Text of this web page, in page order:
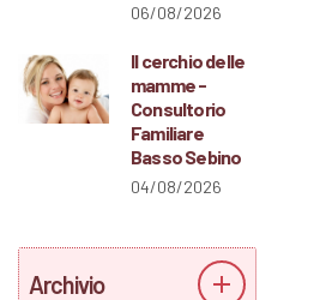
06/08/2026
Il cerchio delle
mamme -
Consultorio
Familiare
Basso Sebino
04/08/2026
Archivio